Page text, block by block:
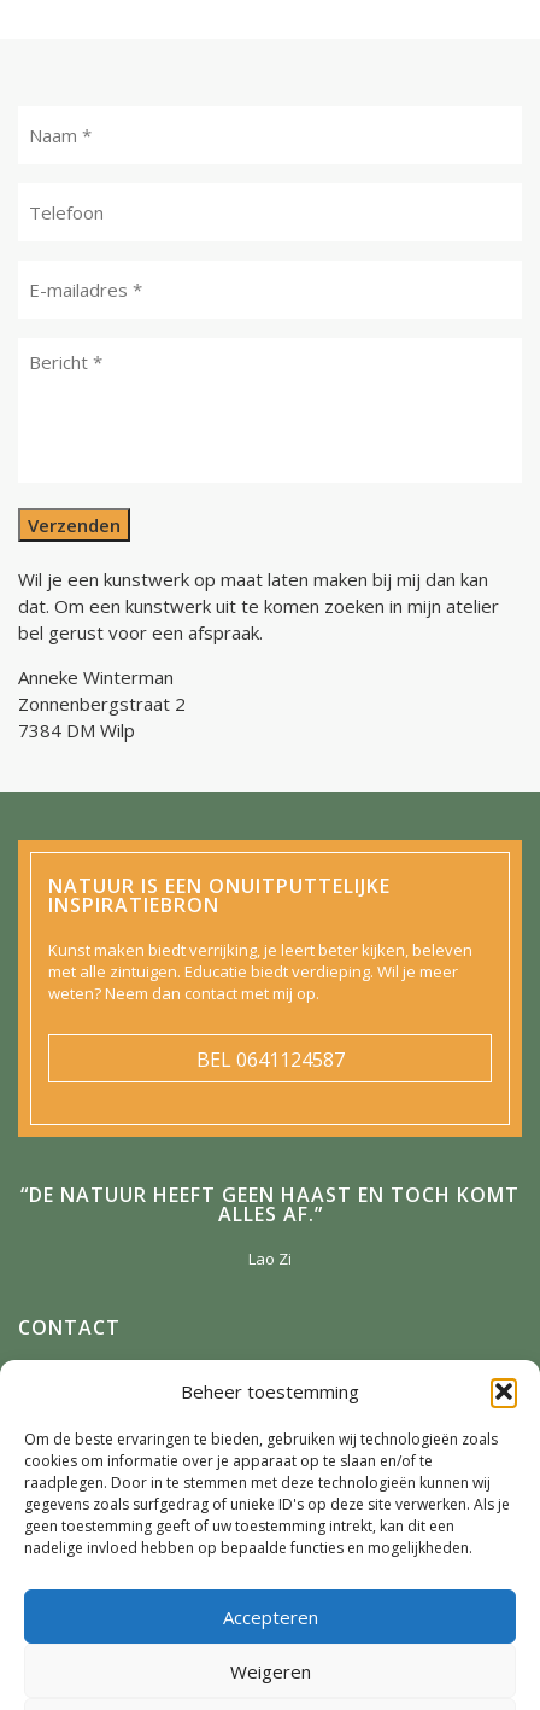
Beheer toestemming
Om de beste ervaringen te bieden, gebruiken wij technologieën zoals
cookies om informatie over je apparaat op te slaan en/of te
raadplegen. Door in te stemmen met deze technologieën kunnen wij
gegevens zoals surfgedrag of unieke ID's op deze site verwerken. Als je
geen toestemming geeft of uw toestemming intrekt, kan dit een
nadelige invloed hebben op bepaalde functies en mogelijkheden.
Accepteren
Weigeren
Verzenden
Wil je een kunstwerk op maat laten maken bij mij dan kan
dat. Om een kunstwerk uit te komen zoeken in mijn atelier
bel gerust voor een afspraak.
Anneke Winterman
Zonnenbergstraat 2
7384 DM Wilp
NATUUR IS EEN ONUITPUTTELIJKE
INSPIRATIEBRON
Kunst maken biedt verrijking, je leert beter kijken, beleven
met alle zintuigen. Educatie biedt verdieping. Wil je meer
weten? Neem dan contact met mij op.
BEL0641124587
“DE NATUUR HEEFT GEEN HAAST EN TOCH KOMT
ALLES AF.”
Lao Zi
CONTACT
E-mail:Winterman.kunstnatuur@live.nl
Telefoon:0641124587
SOCIAL MEDIA